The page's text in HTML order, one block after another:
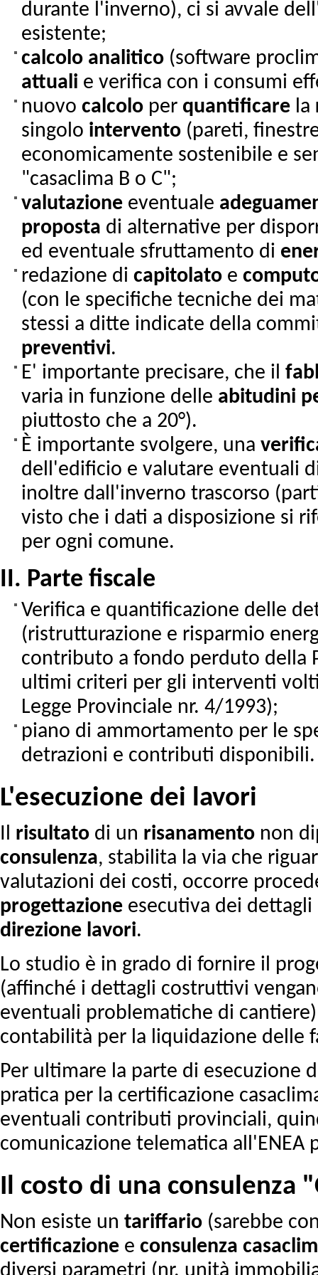
durante l'inverno), ci si avvale
esistente;
calcolo analitico (software
attuali e verifica con i consumi
nuovo calcolo per quantificare la
singolo intervento (pareti,
economicamente sostenibile e
"casaclima B o C";
valutazione eventuale
proposta di alternative per
ed eventuale sfruttamento di
redazione di capitolato e
(con le specifiche tecniche dei
stessi a ditte indicate della
preventivi.
E' importante precisare, che il
varia in funzione delle abitudini
piuttosto che a 20°).
È importante svolgere, una
dell'edificio e valutare eventuali
inoltre dall'inverno trascorso
visto che i dati a disposizione si
per ogni comune.
II. Parte fiscale
Verifica e quantificazione delle
(ristrutturazione e risparmio
contributo a fondo perduto della
ultimi criteri per gli interventi
Legge Provinciale nr. 4/1993);
piano di ammortamento per le
detrazioni e contributi disponibili.
L'esecuzione dei lavori
Il risultato di un risanamento non
consulenza, stabilita la via che
valutazioni dei costi, occorre
progettazione esecutiva dei
direzione lavori.
Lo studio è in grado di fornire il
(affinché i dettagli costruttivi
eventuali problematiche di
contabilità per la liquidazione delle
Per ultimare la parte di esecuzione
pratica per la certificazione
eventuali contributi provinciali,
comunicazione telematica all'ENEA
Il costo di una consulenza
Non esiste un tariffario (sarebbe
certificazione e consulenza